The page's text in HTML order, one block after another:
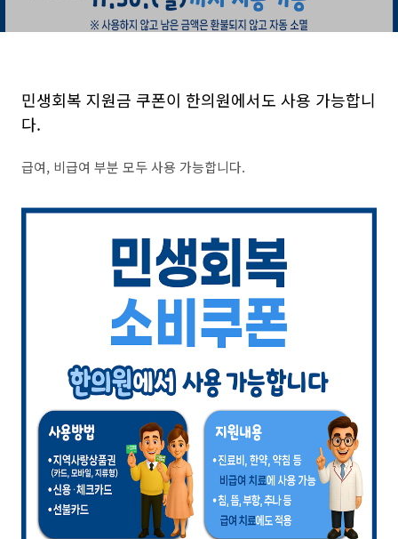
민생회복 지원금 쿠폰이 한의원에서도 사용 가능합니
다.
급여, 비급여 부분 모두 사용 가능합니다.